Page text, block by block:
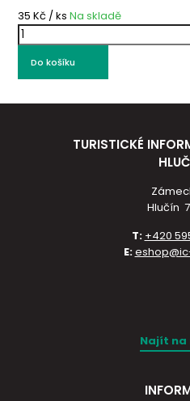
35 Kč / ks Na skladě
Do košíku
TURISTICKÉ
Hlučín
T: +420
E:
Najít na